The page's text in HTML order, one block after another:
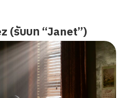
(รับบท “Janet”)